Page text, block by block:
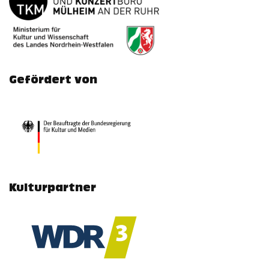
Gefördert von
Kulturpartner